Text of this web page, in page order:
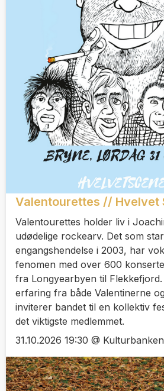
Valentourettes // Hvelvet
Valentourettes holder liv i
udødelige rockearv. Det som
engangshendelse i 2003, har
fenomen med over 600
fra Longyearbyen til
erfaring fra både Valentinerne
inviterer bandet til en kollektiv
det viktigste medlemmet.
31.10.2026 19:30 @